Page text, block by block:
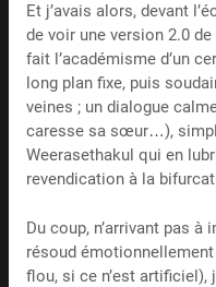
Et j’avais alors, devant
de voir une version 2.0
fait l’académisme d’un
long plan fixe, puis
veines ; un dialogue
caresse sa sœur…),
Weerasethakul qui en
revendication à la
Du coup, n’arrivant pas
résoud
flou, si ce n’est artificiel),